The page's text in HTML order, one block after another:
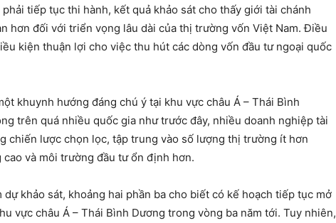
tiếp tục thi hành, kết quả khảo sát cho thấy giới tài chánh
hơn đối với triển vọng lâu dài của thị trường vốn Việt Nam. Điều
kiện thuận lợi cho việc thu hút các dòng vốn đầu tư ngoại quốc
khuynh hướng đáng chú ý tại khu vực châu Á – Thái Bình
trên quá nhiều quốc gia như trước đây, nhiều doanh nghiệp tài
chiến lược chọn lọc, tập trung vào số lượng thị trường ít hơn
và môi trường đầu tư ổn định hơn.
khảo sát, khoảng hai phần ba cho biết có kế hoạch tiếp tục mở
vực châu Á – Thái Bình Dương trong vòng ba năm tới. Tuy nhiên,